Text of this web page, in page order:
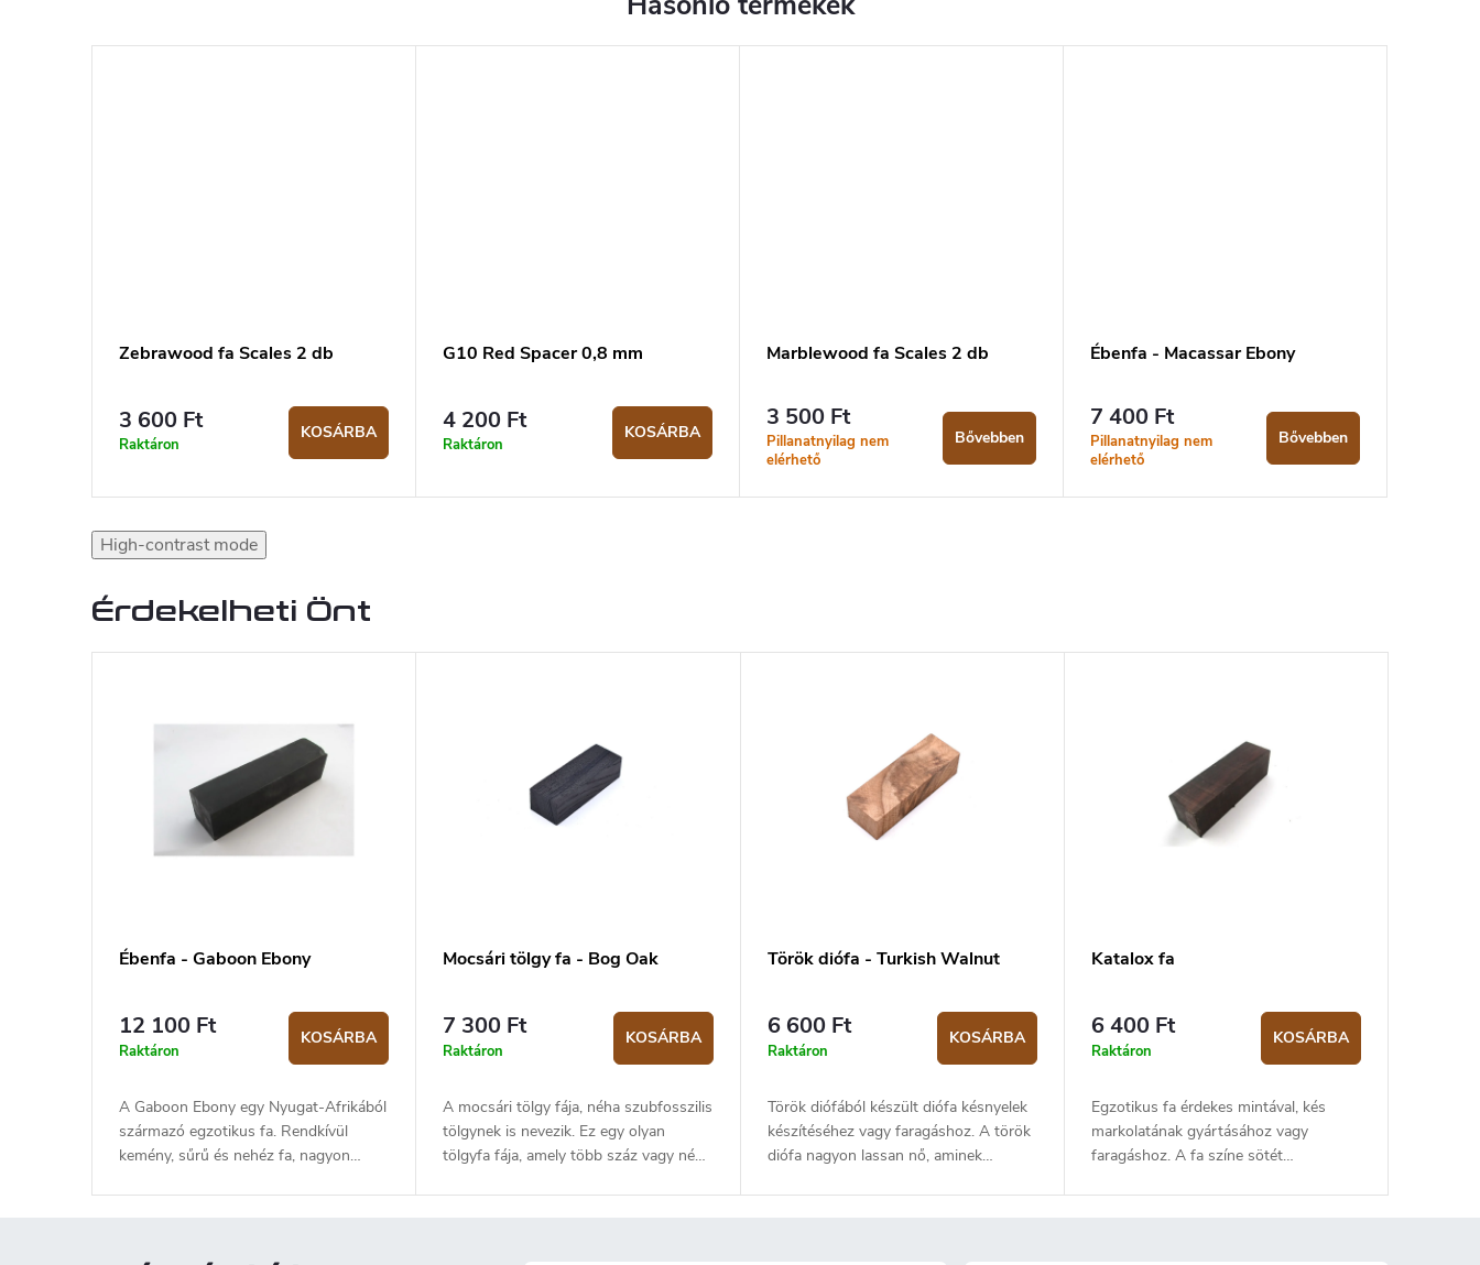
Zebrawood fa Scales 2 db
3 600 Ft
Raktáron
KOSÁRBA
G10 Red Spacer 0,8 mm
4 200 Ft
Raktáron
KOSÁRBA
Marblewood fa Scales 2 db
3 500 Ft
Pillanatnyilag nem
elérhető
Bővebben
Ébenfa - Macassar Ebony
7 400 Ft
Pillanatnyilag nem
elérhető
Bővebben
High-contrast mode
Érdekelheti Önt
Ébenfa - Gaboon Ebony
12 100 Ft
Raktáron
KOSÁRBA
A Gaboon Ebony egy Nyugat‑Afrikából
származó egzotikus fa. Rendkívül
kemény, sűrű és nehéz fa, nagyon
Mocsári tölgy fa - Bog Oak
7 300 Ft
Raktáron
KOSÁRBA
A mocsári tölgy fája, néha szubfosszilis
tölgynek is nevezik. Ez egy olyan
tölgyfa fája, amely több száz vagy néha
Török ​​diófa - Turkish Walnut
6 600 Ft
Raktáron
KOSÁRBA
Török diófából készült diófa késnyelek
készítéséhez vagy faragáshoz. A török
diófa nagyon lassan nő, aminek
Katalox fa
6 400 Ft
Raktáron
KOSÁRBA
Egzotikus fa érdekes mintával, kés
markolatának gyártásához vagy
faragáshoz. A fa színe sötét